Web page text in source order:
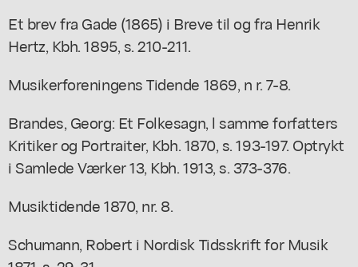
Et brev fra Gade (1865) i Breve til og fra Henrik
Hertz, Kbh. 1895, s. 210-211.
Musikerforeningens Tidende 1869, n r. 7-8.
Brandes, Georg: Et Folkesagn, l samme forfatters
Kritiker og Portraiter, Kbh. 1870, s. 193-197. Optrykt
i Samlede Værker 13, Kbh. 1913, s. 373-376.
Musiktidende 1870, nr. 8.
Schumann, Robert i Nordisk Tidsskrift for Musik